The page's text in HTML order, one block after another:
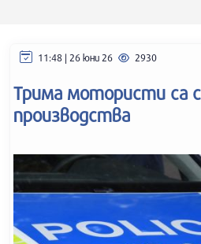
11:48 | 26 юни 26 2930
Трима мотористи са
производства